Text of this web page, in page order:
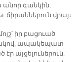
անոր գանկին,
ճիրաններուն վրայ։
իր բացուած
ապակեպատ
այցելուներուն,